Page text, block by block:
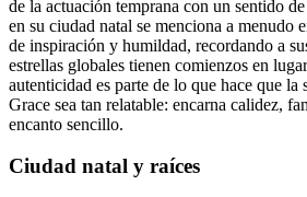
de la actuación temprana con un sentido
en su ciudad natal se menciona a menudo
de inspiración y humildad, recordando a
estrellas globales tienen comienzos en
autenticidad es parte de lo que hace que la
Grace sea tan relatable: encarna calidez,
encanto sencillo.
Ciudad natal y raíces